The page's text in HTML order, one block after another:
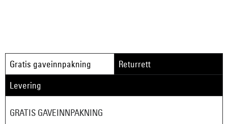
Gratis gaveinnpakning
Returrett
Levering
GRATIS GAVEINNPAKNING